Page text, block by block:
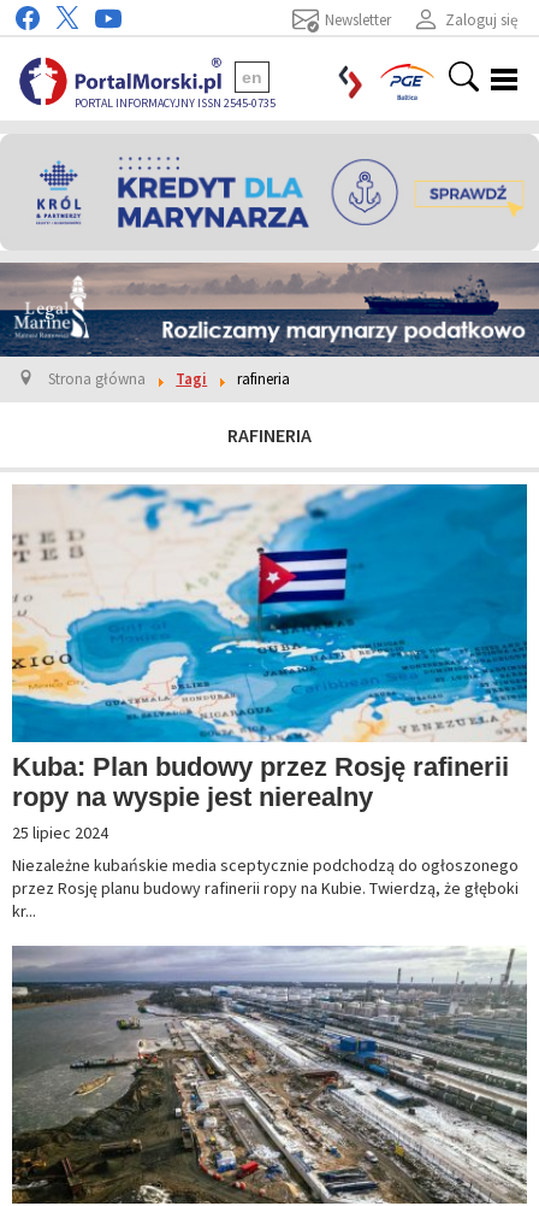
Zaloguj się
Newsletter
PORTAL INFORMACYJNY ISSN 2545-0735
en
Strona główna Tagi rafineria
RAFINERIA
Kuba: Plan budowy przez Rosję rafinerii
ropy na wyspie jest nierealny
25 lipiec 2024
Niezależne kubańskie media sceptycznie podchodzą do ogłoszonego
przez Rosję planu budowy rafinerii ropy na Kubie. Twierdzą, że głęboki
kr...